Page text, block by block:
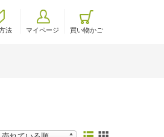
法 マイページ 買い物かご